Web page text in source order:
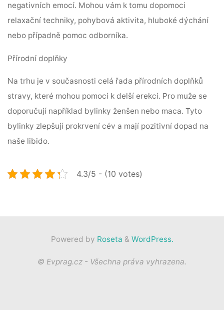
negativních emocí. Mohou vám k tomu dopomoci
relaxační techniky, pohybová aktivita, hluboké dýchání
nebo případně pomoc odborníka.
Přírodní doplňky
Na trhu je v současnosti celá řada přírodních doplňků
stravy, které mohou pomoci k delší erekci. Pro muže se
doporučují například bylinky ženšen nebo maca. Tyto
bylinky zlepšují prokrvení cév a mají pozitivní dopad na
naše libido.
4.3/5 - (10 votes)
Powered by Roseta & WordPress.
© Evprag.cz - Všechna práva vyhrazena.